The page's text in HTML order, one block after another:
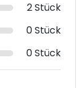
2 Stück
0 Stück
0 Stück